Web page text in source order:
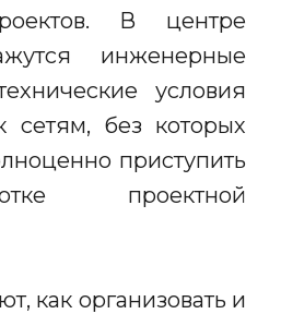
В центре
инженерные
условия
сетям, без которых
приступить
проектной
как организовать и